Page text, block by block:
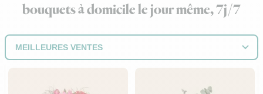
bouquets à domicile le jour même, 7j/7